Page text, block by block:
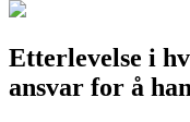
Etterlevelse i
ansvar for å